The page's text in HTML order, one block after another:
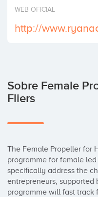
WEB OFICIAL
Sobre Female
Fliers
The Female Propeller for
programme for female
specifically address the
entrepreneurs, supported
programme will fast track